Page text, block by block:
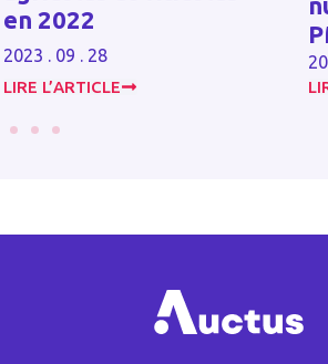
PME
2024 . 10 . 30
LIRE L’ARTICLE